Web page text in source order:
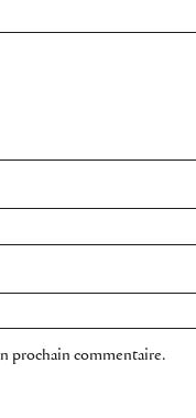
prochain commentaire.